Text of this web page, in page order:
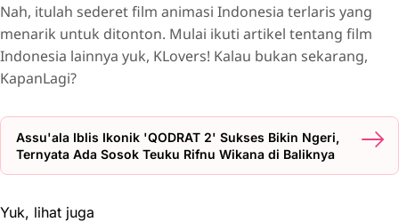
Nah, itulah sederet film animasi Indonesia terlaris yang
menarik untuk ditonton. Mulai ikuti artikel tentang film
Indonesia lainnya yuk, KLovers! Kalau bukan sekarang,
KapanLagi?
Assu'ala Iblis Ikonik 'QODRAT 2' Sukses Bikin Ngeri,
Ternyata Ada Sosok Teuku Rifnu Wikana di Baliknya
Yuk, lihat juga